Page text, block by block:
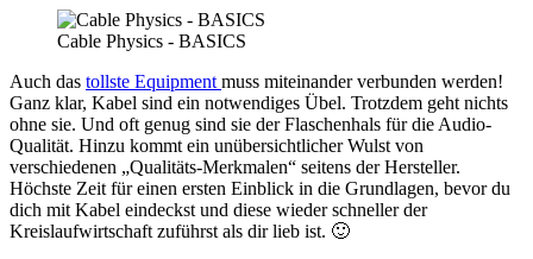
Cable Physics - BASICS
Auch das tollste Equipment muss miteinander verbunden werden!
Ganz klar, Kabel sind ein notwendiges Übel. Trotzdem geht nichts
ohne sie. Und oft genug sind sie der Flaschenhals für die Audio-
Qualität. Hinzu kommt ein unübersichtlicher Wulst von
verschiedenen „Qualitäts-Merkmalen“ seitens der Hersteller.
Höchste Zeit für einen ersten Einblick in die Grundlagen, bevor du
dich mit Kabel eindeckst und diese wieder schneller der
Kreislaufwirtschaft zuführst als dir lieb ist. 🙂